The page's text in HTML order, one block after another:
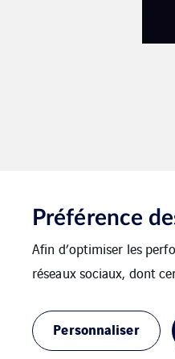
Préférence
Afin d’optimiser les
réseaux sociaux, dont
Personnaliser